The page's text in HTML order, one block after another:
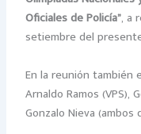
Oficiales de Policía”, a
setiembre del
En la reunión
Arnaldo Ramos (VPS),
Gonzalo Nieva (ambos